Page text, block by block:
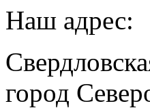
Наш адрес:
город